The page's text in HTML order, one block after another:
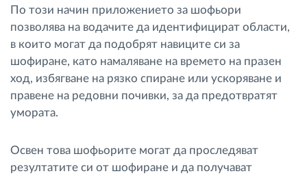
По този начин приложението за шофьори
позволява на водачите да идентифицират области,
в които могат да подобрят навиците си за
шофиране, като намаляване на времето на празен
ход, избягване на рязко спиране или ускоряване и
правене на редовни почивки, за да предотвратят
умората.
Освен това шофьорите могат да проследяват
резултатите си от шофиране и да получават